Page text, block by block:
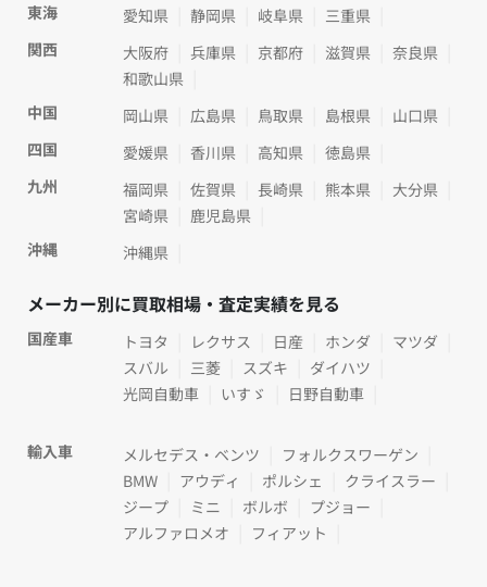
東海
愛知県 静岡県 岐阜県
三重県
関西
大阪府 兵庫県 京都府 滋賀県
奈良県
和歌山県
中国
岡山県 広島県 鳥取県 島根県
山口県
四国
愛媛県 香川県 高知県
徳島県
九州
福岡県 佐賀県 長崎県 熊本県
大分県
宮崎県
鹿児島県
沖縄
沖縄県
メーカー別に買取相場・査定実績を見る
国産車 トヨタ レクサス 日産 ホンダ
マツダ
スバル
三菱 スズキ
ダイハツ
光岡自動車
いすゞ 日野自動車
輸入車 メルセデス・ベンツ
フォルクスワーゲン
BMW
アウディ ポルシェ
クライスラー
ジープ
ミニ ボルボ
プジョー
アルファロメオ
フィアット